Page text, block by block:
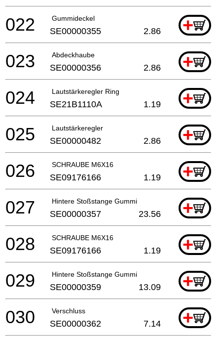
Gummideckel +
022 SE00000355 2.86
Abdeckhaube +
023 SE00000356 2.86
Lautstärkeregler Ring +
024 SE21B1110A 1.19
Lautstärkeregler +
025 SE00000482 2.86
SCHRAUBE M6X16 +
026 SE09176166 1.19
Hintere Stoßstange Gummi +
027 SE00000357 23.56
SCHRAUBE M6X16 +
028 SE09176166 1.19
Hintere Stoßstange Gummi +
029 SE00000359 13.09
Verschluss +
030 SE00000362 7.14